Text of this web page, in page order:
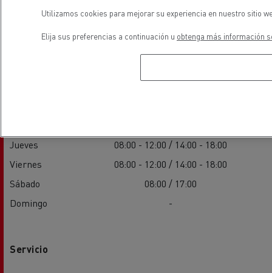
Jueves
08:00 - 12:00 / 14:00 - 18:00
Viernes
08:00 - 12:00 / 14:00 - 18:00
Sábado
08:00 / 17:00
Domingo
-
Servicio
Utilizamos cookies para mejorar su experiencia en nuestro sitio
Elija sus preferencias a continuación u obtenga más información